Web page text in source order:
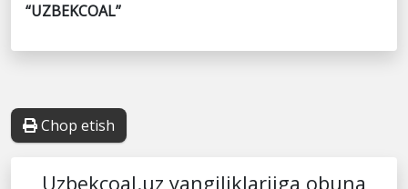
“UZBEKCOAL”
Chop etish
Uzbekcoal.uz yangiliklariiga obuna